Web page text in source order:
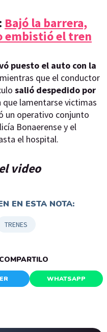
Bajó la barrera,
embistió el tren
puesto el auto con la
que el conductor
salió despedido por
lamentarse victimas
un operativo conjunto
Bonaerense y el
el hospital.
video
EN ESTA NOTA:
TRENES
WHATSAPP